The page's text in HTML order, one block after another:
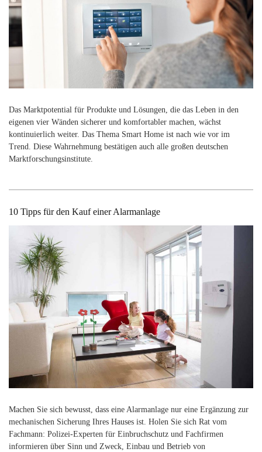
Das Marktpotential für Produkte und Lösungen, die das Leben in den
eigenen vier Wänden sicherer und komfortabler machen, wächst
kontinuierlich weiter. Das Thema Smart Home ist nach wie vor im
Trend. Diese Wahrnehmung bestätigen auch alle großen deutschen
Marktforschungsinstitute.
10 Tipps für den Kauf einer Alarmanlage
Machen Sie sich bewusst, dass eine Alarmanlage nur eine Ergänzung zur
mechanischen Sicherung Ihres Hauses ist. Holen Sie sich Rat vom
Fachmann: Polizei-Experten für Einbruchschutz und Fachfirmen
informieren über Sinn und Zweck, Einbau und Betrieb von